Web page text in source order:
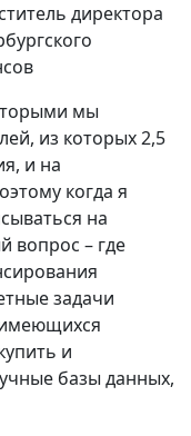
директора
мы
из которых 2,5
и на
когда я
на
вопрос – где
задачи
и
базы данных,